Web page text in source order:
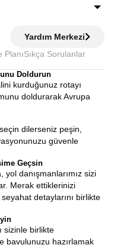
yer alan tüm geziler
yakın kaliteli zincir
kullanırsınız.
Yardım Merkezi
Planı Sıkça Sorulanlar
Doldurun
kurduğunuz rotayı
doldurarak Avrupa
dilerseniz peşin,
güvenle
Geçsin
danışmanlarımız sizi
Merak ettiklerinizi
detaylarını birlikte
sizinle birlikte
bavulunuzu hazırlamak